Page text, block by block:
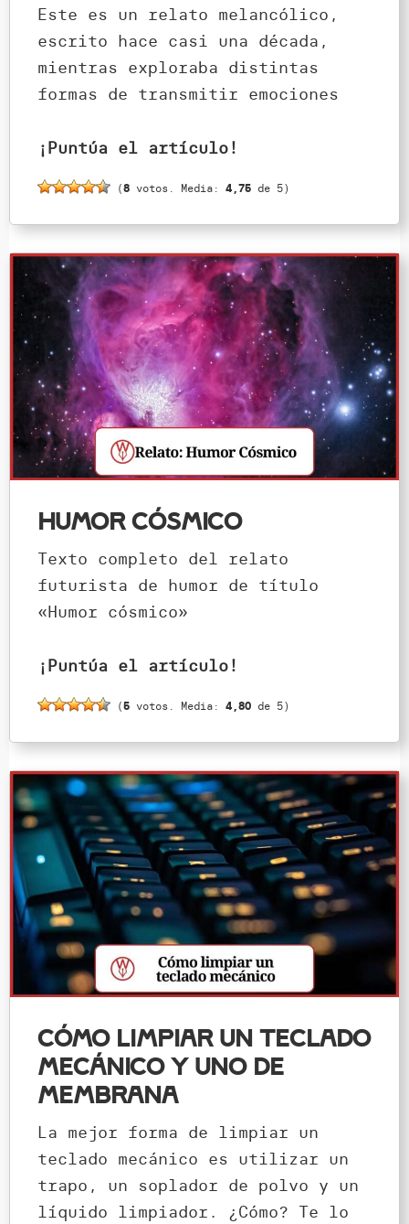
Este es un relato melancólico,
escrito hace casi una década,
mientras exploraba distintas
formas de transmitir emociones
¡Puntúa el artículo!
(8 votos. Media: 4,75 de 5)
Humor cósmico
Texto completo del relato
futurista de humor de título
«Humor cósmico»
¡Puntúa el artículo!
(5 votos. Media: 4,80 de 5)
Cómo limpiar un teclado
mecánico y uno de
membrana
La mejor forma de limpiar un
teclado mecánico es utilizar un
trapo, un soplador de polvo y un
líquido limpiador. ¿Cómo? Te lo